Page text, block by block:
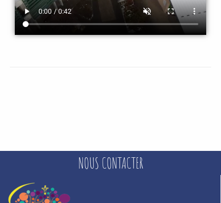
NOUS CONTACTER